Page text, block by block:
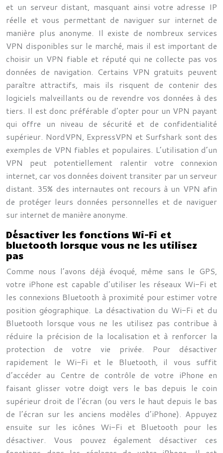
et un serveur distant, masquant ainsi votre adresse IP
réelle et vous permettant de naviguer sur internet de
manière plus anonyme. Il existe de nombreux services
VPN disponibles sur le marché, mais il est important de
choisir un VPN fiable et réputé qui ne collecte pas vos
données de navigation. Certains VPN gratuits peuvent
paraître attractifs, mais ils risquent de contenir des
logiciels malveillants ou de revendre vos données à des
tiers. Il est donc préférable d’opter pour un VPN payant
qui offre un niveau de sécurité et de confidentialité
supérieur. NordVPN, ExpressVPN et Surfshark sont des
exemples de VPN fiables et populaires. L’utilisation d’un
VPN peut potentiellement ralentir votre connexion
internet, car vos données doivent transiter par un serveur
distant. 35% des internautes ont recours à un VPN afin
de protéger leurs données personnelles et de naviguer
sur internet de manière anonyme.
Désactiver les fonctions Wi-Fi et
bluetooth lorsque vous ne les utilisez
pas
Comme nous l’avons déjà évoqué, même sans le GPS,
votre iPhone est capable d’utiliser les réseaux Wi-Fi et
les connexions Bluetooth à proximité pour estimer votre
position géographique. La désactivation du Wi-Fi et du
Bluetooth lorsque vous ne les utilisez pas contribue à
réduire la précision de la localisation et à renforcer la
protection de votre vie privée. Pour désactiver
rapidement le Wi-Fi et le Bluetooth, il vous suffit
d’accéder au Centre de contrôle de votre iPhone en
faisant glisser votre doigt vers le bas depuis le coin
supérieur droit de l’écran (ou vers le haut depuis le bas
de l’écran sur les anciens modèles d’iPhone). Appuyez
ensuite sur les icônes Wi-Fi et Bluetooth pour les
désactiver. Vous pouvez également désactiver ces